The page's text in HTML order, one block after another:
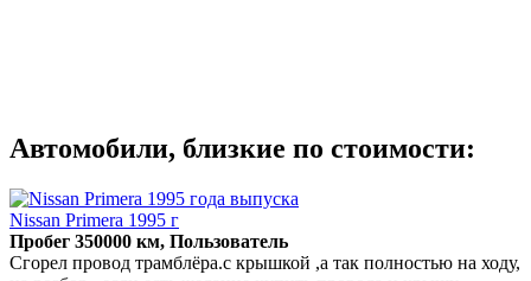
Автомобили, близкие по стоимости:
Nissan Primera 1995 г
Пробег 350000 км, Пользователь
Сгорел провод трамблёра.с крышкой ,а так полностью на ходу,